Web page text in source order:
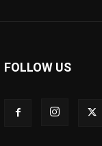
FOLLOW US